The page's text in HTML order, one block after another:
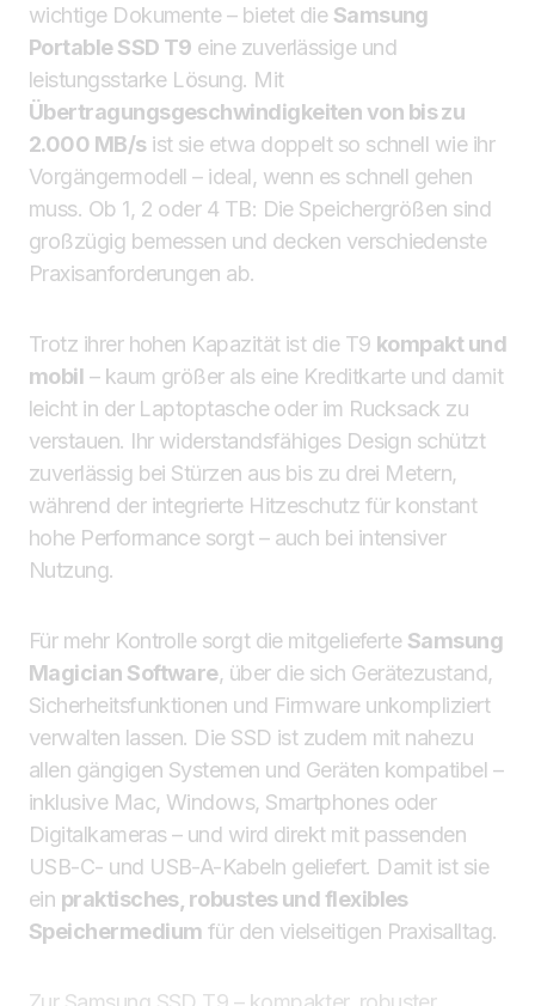
wichtige Dokumente – bietet die Samsung
Portable SSD T9 eine zuverlässige und
leistungsstarke Lösung. Mit
Übertragungsgeschwindigkeiten von bis zu
2.000 MB/sist sie etwa doppelt so schnell wie ihr
Vorgängermodell – ideal, wenn es schnell gehen
muss. Ob 1, 2 oder 4 TB: Die Speichergrößen sind
großzügig bemessen und decken verschiedenste
Praxisanforderungen ab.
Trotz ihrer hohen Kapazität ist die T9 kompakt und
mobil – kaum größer als eine Kreditkarte und damit
leicht in der Laptoptasche oder im Rucksack zu
verstauen. Ihr widerstandsfähiges Design schützt
zuverlässig bei Stürzen aus bis zu drei Metern,
während der integrierte Hitzeschutz für konstant
hohe Performance sorgt – auch bei intensiver
Nutzung.
Für mehr Kontrolle sorgt die mitgelieferte Samsung
Magician Software, über die sich Gerätezustand,
Sicherheitsfunktionen und Firmware unkompliziert
verwalten lassen. Die SSD ist zudem mit nahezu
allen gängigen Systemen und Geräten kompatibel –
inklusive Mac, Windows, Smartphones oder
Digitalkameras – und wird direkt mit passenden
USB-C- und USB-A-Kabeln geliefert. Damit ist sie
ein praktisches, robustes und flexibles
Speichermedium für den vielseitigen Praxisalltag.